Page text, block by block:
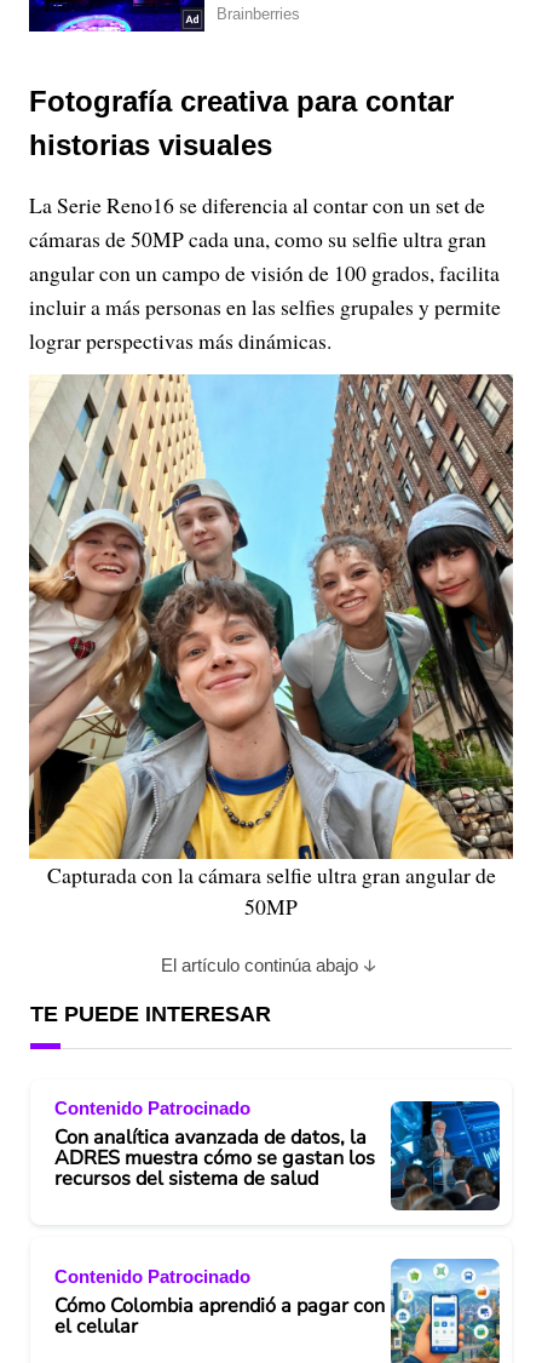
Fotografía creativa para contar
historias visuales
La Serie Reno16 se diferencia al contar con un set de
cámaras de 50MP cada una, como su selfie ultra gran
angular con un campo de visión de 100 grados, facilita
incluir a más personas en las selfies grupales y permite
lograr perspectivas más dinámicas.
Capturada con la cámara selfie ultra gran angular de
50MP
El artículo continúa abajo
TE PUEDE INTERESAR
Contenido Patrocinado
Con analítica avanzada de datos, la
ADRES muestra cómo se gastan los
recursos del sistema de salud
Contenido Patrocinado
Cómo Colombia aprendió a pagar con
el celular